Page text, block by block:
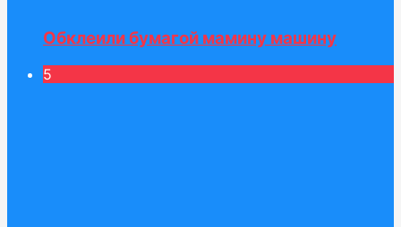
Обклеили бумагой мамину машину
5